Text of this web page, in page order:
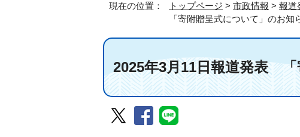
現在の位置： トップページ > 市政情報 > 報道
「寄附贈呈式について」のお知
2025年3月11日報道発表